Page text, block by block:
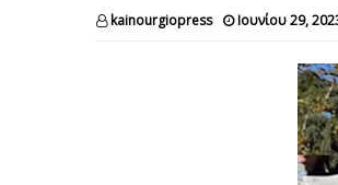
kainourgiopress Ιουνίου 29,